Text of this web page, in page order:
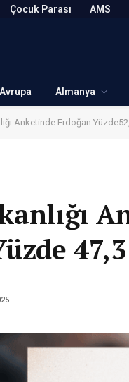
Çocuk Parası AMS
Avrupa Almanya
Anketinde Erdoğan